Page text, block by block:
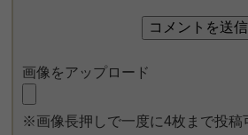
画像をアップロード
※画像長押しで一度に4枚まで投稿